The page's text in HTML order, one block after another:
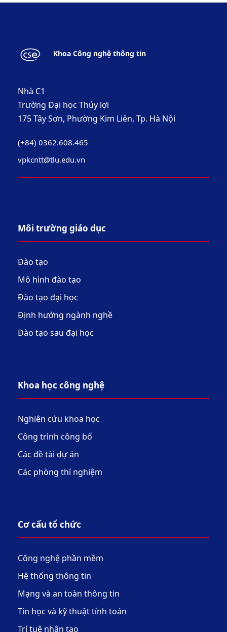
Khoa Công nghệ thông tin
Nhà C1
Trường Đại học Thủy lợi
175 Tây Sơn, Phường Kim Liên, Tp. Hà Nội
(+84) 0362.608.465
vpkcntt@tlu.edu.vn
Môi trường giáo dục
Đào tạo
Mô hình đào tạo
Đào tạo đại học
Định hướng ngành nghề
Đào tạo sau đại học
Khoa học công nghệ
Nghiên cứu khoa học
Công trình công bố
Các đề tài dự án
Các phòng thí nghiệm
Cơ cấu tổ chức
Công nghệ phần mềm
Hệ thống thông tin
Mạng và an toàn thông tin
Tin học và kỹ thuật tính toán
Trí tuệ nhân tạo